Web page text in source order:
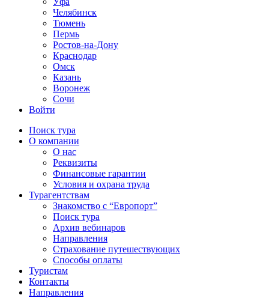
Челябинск
Тюмень
Пермь
Ростов-на-Дону
Краснодар
Омск
Казань
Воронеж
Сочи
Войти
Поиск тура
О компании
О нас
Реквизиты
Финансовые гарантии
Условия и охрана труда
Турагентствам
Знакомство с “Европорт”
Поиск тура
Архив вебинаров
Направления
Страхование путешествующих
Способы оплаты
Туристам
Контакты
Направления